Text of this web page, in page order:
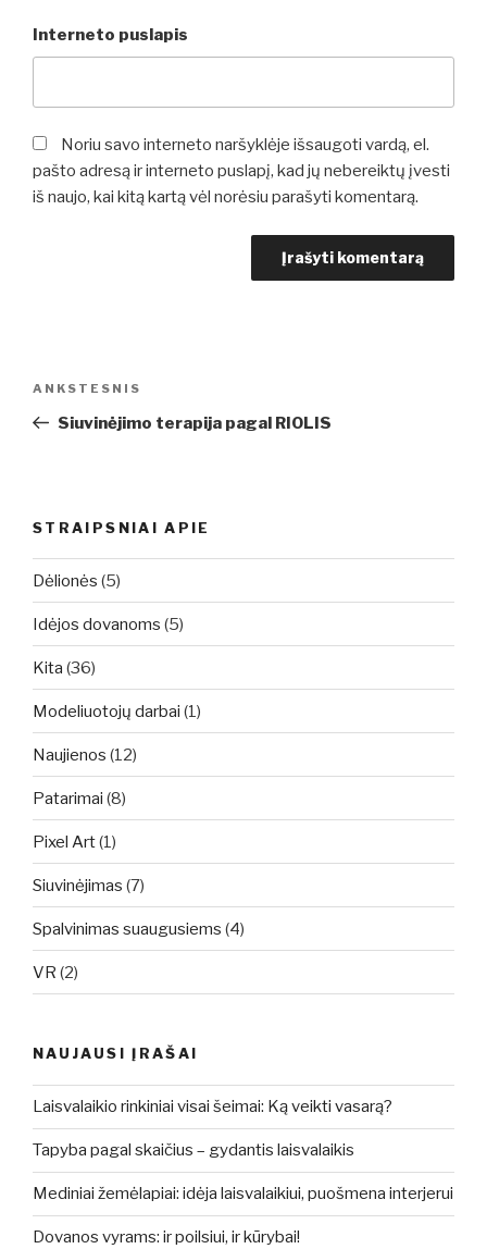
Interneto puslapis
Noriu savo interneto naršyklėje išsaugoti vardą, el.
pašto adresą ir interneto puslapį, kad jų nebereiktų įvesti
iš naujo, kai kitą kartą vėl norėsiu parašyti komentarą.
įrašų
Ankstesnis
įrašas
ANKSTESNIS
Siuvinėjimo terapija pagal RIOLIS
STRAIPSNIAI APIE
Dėlionės (5)
Idėjos dovanoms (5)
Kita (36)
Modeliuotojų darbai (1)
Naujienos (12)
Patarimai (8)
Pixel Art(1)
Siuvinėjimas (7)
Spalvinimas suaugusiems (4)
VR (2)
NAUJAUSI ĮRAŠAI
Laisvalaikio rinkiniai visai šeimai: Ką veikti vasarą?
Tapyba pagal skaičius – gydantis laisvalaikis
Mediniai žemėlapiai: idėja laisvalaikiui, puošmena interjerui
Dovanos vyrams: ir poilsiui, ir kūrybai!